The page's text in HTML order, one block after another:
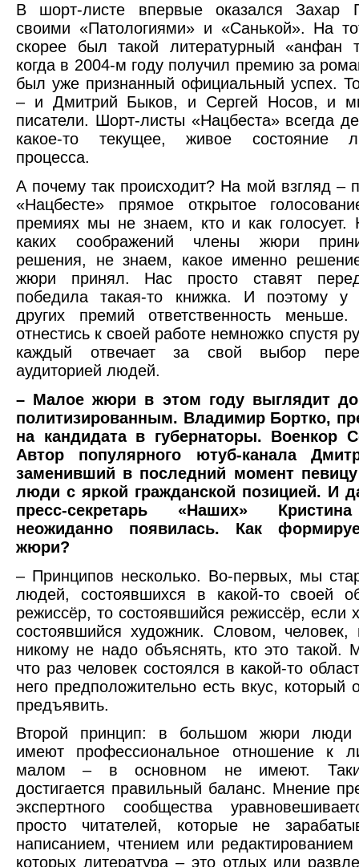
В шорт-листе впервые оказался Захар
своими «Патологиями» и «Санькой». На
скорее был такой литературный «анфан
когда в 2004-м году получил премию за
был уже признанный официальный успех.
– и Дмитрий Быков, и Сергей Носов, и
писатели. Шорт-листы «Нацбеста» всегда
какое-то текущее, живое состояние
процесса.
А почему так происходит? На мой взгляд –
«Нацбесте» прямое открытое
премиях мы не знаем, кто и как голосует.
каких соображений члены жюри
решения, не знаем, какое именно
жюри принял. Нас просто ставят
победила такая-то книжка. И поэтому
других премий ответственность
отнестись к своей работе немножко спустя
каждый отвечает за свой выбор
аудиторией людей.
– Малое жюри в этом году выглядит
политизированным. Владимир Бортко,
на кандидата в губернаторы. Военкор
Автор популярного ютуб-канала
заменивший в последний момент певицу
люди с яркой гражданской позицией. И
пресс-секретарь «Наших»
неожиданно появилась. Как
жюри?
– Принципов несколько. Во-первых, мы
людей, состоявшихся в какой-то своей
режиссёр, то состоявшийся режиссёр, если
состоявшийся художник. Словом, человек,
никому не надо объяснять, кто это такой.
что раз человек состоялся в какой-то
него предположительно есть вкус, который
предъявить.
Второй принцип: в большом жюри люди
имеют профессиональное отношение к
малом – в основном не имеют.
достигается правильный баланс. Мнение
экспертного сообщества
просто читателей, которые не
написанием, чтением или редактированием
которых литература – это отдых или